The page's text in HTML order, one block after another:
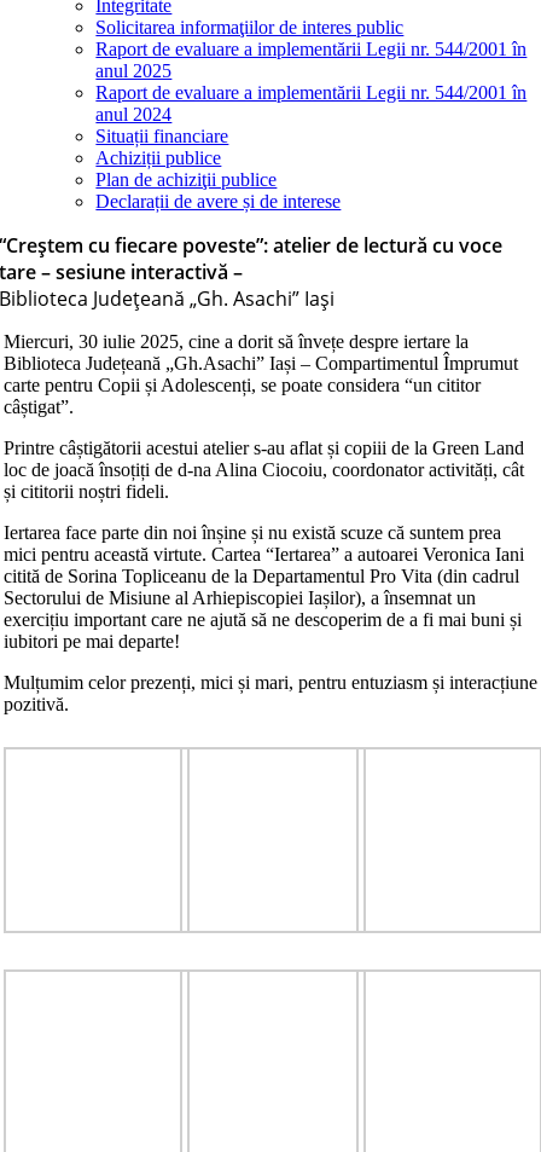
Integritate
Solicitarea informaţiilor de interes public
Raport de evaluare a implementării Legii nr. 544/2001 în
anul 2025
Raport de evaluare a implementării Legii nr. 544/2001 în
anul 2024
Situații financiare
Achiziții publice
Plan de achiziţii publice
Declarații de avere și de interese
“Creștem cu fiecare poveste”: atelier de lectură cu voce
tare – sesiune interactivă –
Biblioteca Judeţeană „Gh. Asachi” Iaşi
Miercuri, 30 iulie 2025, cine a dorit să învețe despre iertare la
Biblioteca Județeană „Gh.Asachiˮ Iași – Compartimentul Împrumut
carte pentru Copii și Adolescenți, se poate considera “un cititor
câștigat”.
Printre câștigătorii acestui atelier s-au aflat și copiii de la Green Land
loc de joacă însoțiți de d-na Alina Ciocoiu, coordonator activități, cât
și cititorii noștri fideli.
Iertarea face parte din noi înșine și nu există scuze că suntem prea
mici pentru această virtute. Cartea “Iertarea” a autoarei Veronica Iani
citită de Sorina Topliceanu de la Departamentul Pro Vita (din cadrul
Sectorului de Misiune al Arhiepiscopiei Iașilor), a însemnat un
exercițiu important care ne ajută să ne descoperim de a fi mai buni și
iubitori pe mai departe!
Mulțumim celor prezenți, mici și mari, pentru entuziasm și interacțiune
pozitivă.